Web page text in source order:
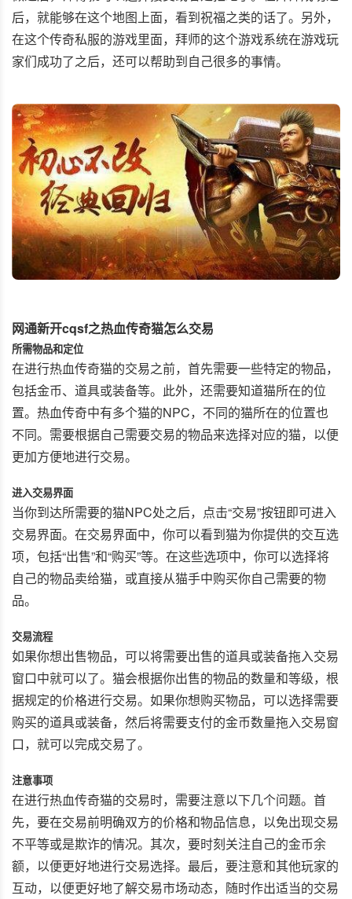
后，就能够在这个地图上面，看到祝福之类的话了。另外，
在这个传奇私服的游戏里面，拜师的这个游戏系统在游戏玩
家们成功了之后，还可以帮助到自己很多的事情。
网通新开cqsf之热血传奇猫怎么交易
所需物品和定位
在进行热血传奇猫的交易之前，首先需要一些特定的物品，
包括金币、道具或装备等。此外，还需要知道猫所在的位
置。热血传奇中有多个猫的NPC，不同的猫所在的位置也
不同。需要根据自己需要交易的物品来选择对应的猫，以便
更加方便地进行交易。
进入交易界面
当你到达所需要的猫NPC处之后，点击“交易”按钮即可进入
交易界面。在交易界面中，你可以看到猫为你提供的交互选
项，包括“出售”和“购买”等。在这些选项中，你可以选择将
自己的物品卖给猫，或直接从猫手中购买你自己需要的物
品。
交易流程
如果你想出售物品，可以将需要出售的道具或装备拖入交易
窗口中就可以了。猫会根据你出售的物品的数量和等级，根
据规定的价格进行交易。如果你想购买物品，可以选择需要
购买的道具或装备，然后将需要支付的金币数量拖入交易窗
口，就可以完成交易了。
注意事项
在进行热血传奇猫的交易时，需要注意以下几个问题。首
先，要在交易前明确双方的价格和物品信息，以免出现交易
不平等或是欺诈的情况。其次，要时刻关注自己的金币余
额，以便更好地进行交易选择。最后，要注意和其他玩家的
互动，以便更好地了解交易市场动态，随时作出适当的交易